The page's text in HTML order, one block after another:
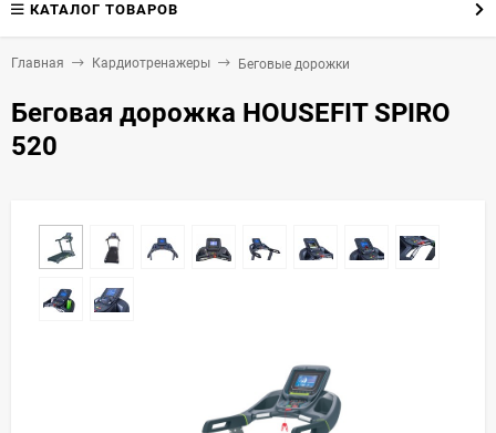
КАТАЛОГ ТОВАРОВ
Главная Кардиотренажеры Беговые дорожки
Беговая дорожка HOUSEFIT SPIRO
520